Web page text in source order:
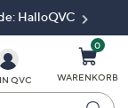
HalloQVC
QVC
0
WARENKORB